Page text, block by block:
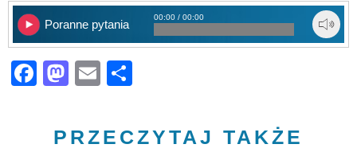
Poranne pytania
00:00 / 00:00
Facebook
Mastodon
Email
PRZECZYTAJ TAKŻE